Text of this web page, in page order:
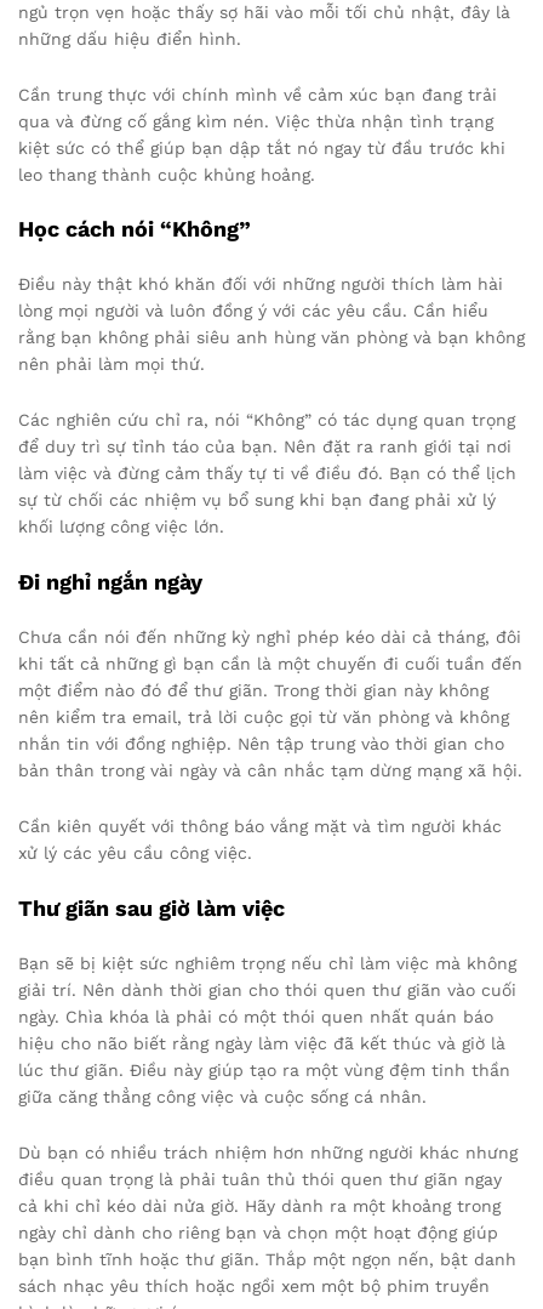
ngủ trọn vẹn hoặc thấy sợ hãi vào mỗi tối chủ nhật, đây là
những dấu hiệu điển hình.
Cần trung thực với chính mình về cảm xúc bạn đang trải
qua và đừng cố gắng kìm nén. Việc thừa nhận tình trạng
kiệt sức có thể giúp bạn dập tắt nó ngay từ đầu trước khi
leo thang thành cuộc khủng hoảng.
Học cách nói “Không”
Điều này thật khó khăn đối với những người thích làm hài
lòng mọi người và luôn đồng ý với các yêu cầu. Cần hiểu
rằng bạn không phải siêu anh hùng văn phòng và bạn không
nên phải làm mọi thứ.
Các nghiên cứu chỉ ra, nói “Không” có tác dụng quan trọng
để duy trì sự tỉnh táo của bạn. Nên đặt ra ranh giới tại nơi
làm việc và đừng cảm thấy tự ti về điều đó. Bạn có thể lịch
sự từ chối các nhiệm vụ bổ sung khi bạn đang phải xử lý
khối lượng công việc lớn.
Đi nghỉ ngắn ngày
Chưa cần nói đến những kỳ nghỉ phép kéo dài cả tháng, đôi
khi tất cả những gì bạn cần là một chuyến đi cuối tuần đến
một điểm nào đó để thư giãn. Trong thời gian này không
nên kiểm tra email, trả lời cuộc gọi từ văn phòng và không
nhắn tin với đồng nghiệp. Nên tập trung vào thời gian cho
bản thân trong vài ngày và cân nhắc tạm dừng mạng xã hội.
Cần kiên quyết với thông báo vắng mặt và tìm người khác
xử lý các yêu cầu công việc.
Thư giãn sau giờ làm việc
Bạn sẽ bị kiệt sức nghiêm trọng nếu chỉ làm việc mà không
giải trí. Nên dành thời gian cho thói quen thư giãn vào cuối
ngày. Chìa khóa là phải có một thói quen nhất quán báo
hiệu cho não biết rằng ngày làm việc đã kết thúc và giờ là
lúc thư giãn. Điều này giúp tạo ra một vùng đệm tinh thần
giữa căng thẳng công việc và cuộc sống cá nhân.
Dù bạn có nhiều trách nhiệm hơn những người khác nhưng
điều quan trọng là phải tuân thủ thói quen thư giãn ngay
cả khi chỉ kéo dài nửa giờ. Hãy dành ra một khoảng trong
ngày chỉ dành cho riêng bạn và chọn một hoạt động giúp
bạn bình tĩnh hoặc thư giãn. Thắp một ngọn nến, bật danh
sách nhạc yêu thích hoặc ngồi xem một bộ phim truyền